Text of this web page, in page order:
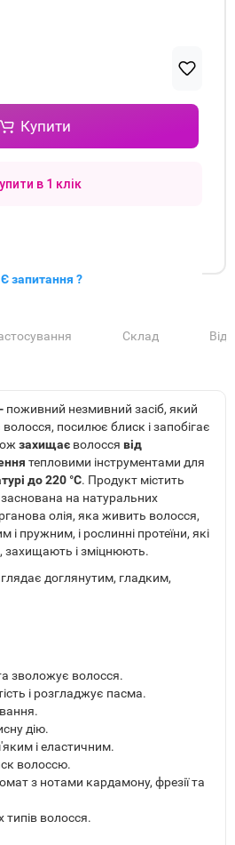
Купити
в 1 клік
запитання ?
Склад
поживний незмивний засіб, який
посилює блиск і запобігає
захищає волосся від
тепловими інструментами для
до 220 °C. Продукт містить
на натуральних
олія, яка живить волосся,
і пружним, і рослинні протеїни, які
захищають і зміцнюють.
доглянутим, гладким,
зволожує волосся.
і розгладжує пасма.
дію.
і еластичним.
волоссю.
з нотами кардамону, фрезії та
типів волосся.